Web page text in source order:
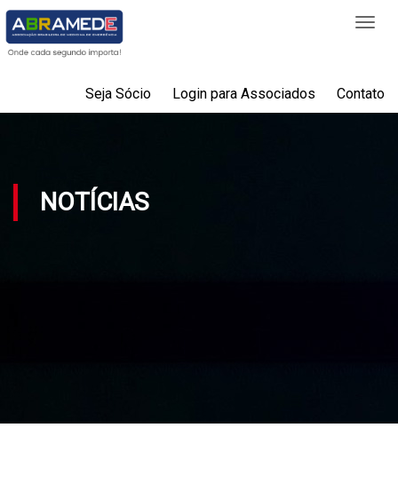
Seja Sócio Login para Associados Contato
NOTÍCIAS